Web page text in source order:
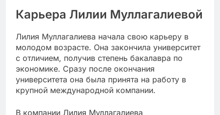
Карьера Лилии Муллагалиевой
Лилия Муллагалиева начала свою карьеру в
молодом возрасте. Она закончила университет
с отличием, получив степень бакалавра по
экономике. Сразу после окончания
университета она была принята на работу в
крупной международной компании.
В компании Лилия Муллагалиева